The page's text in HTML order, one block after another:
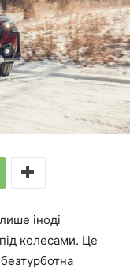
іноді
колесами. Це